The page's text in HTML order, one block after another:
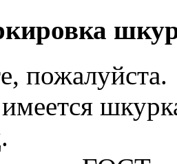
пожалуйста.